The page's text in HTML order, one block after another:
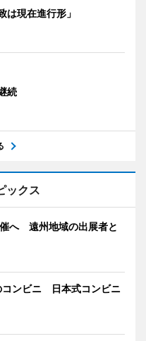
は現在進行形」
続
ックス
催へ 遠州地域の出展者と
コンビニ 日本式コンビニ